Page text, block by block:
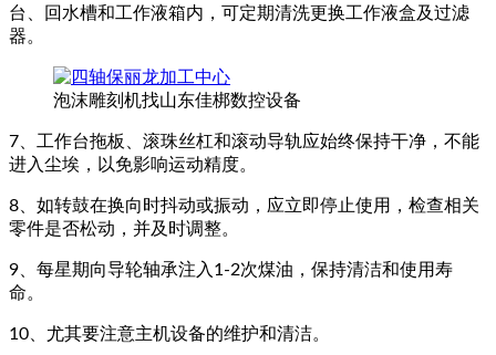
台、回水槽和工作液箱内，可定期清洗更换工作液盒及过滤
器。
泡沫雕刻机找山东佳梆数控设备
7、工作台拖板、滚珠丝杠和滚动导轨应始终保持干净，不能
进入尘埃，以免影响运动精度。
8、如转鼓在换向时抖动或振动，应立即停止使用，检查相关
零件是否松动，并及时调整。
9、每星期向导轮轴承注入1-2次煤油，保持清洁和使用寿
命。
10、尤其要注意主机设备的维护和清洁。